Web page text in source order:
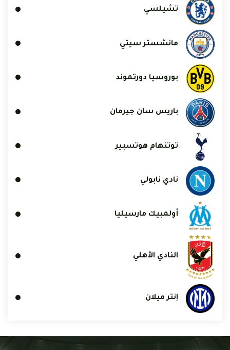
تشيلسي
مانشستر سيتي
بوروسيا دورتموند
باريس سان جيرمان
توتنهام هوتسبير
نادي نابولي
أولمبيك مارسيليا
النادي الأهلي
إنتر ميلان